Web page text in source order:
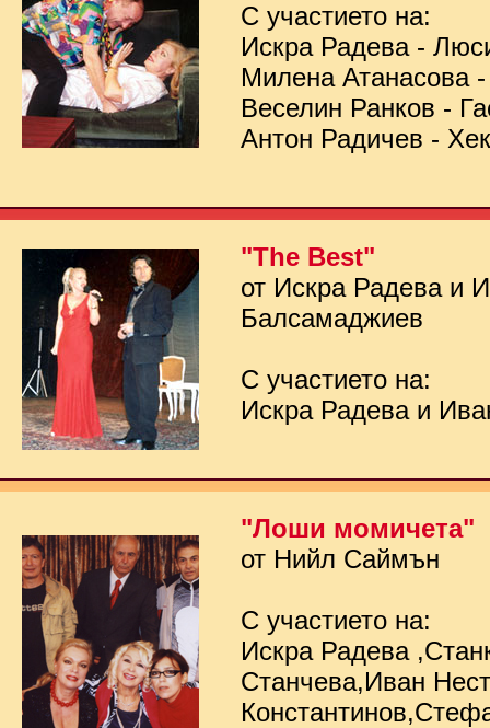
С участието на:
Искра Радева -
Милена Атанасова
Веселин Ранков -
Антон Радичев -
"The Best"
от Искра Радева и
Балсамаджиев
С участието на:
Искра Радева и
"Лоши момичета"
от Нийл Саймън
С участието на:
Искра Радева
Станчева,Иван